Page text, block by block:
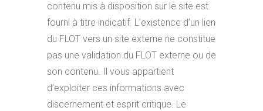
contenu mis à disposition sur le site est
fourni à titre indicatif. L’existence d’un lien
du FLOT vers un site externe ne constitue
pas une validation du FLOT externe ou de
son contenu. Il vous appartient
d’exploiter ces informations avec
discernement et esprit critique. Le